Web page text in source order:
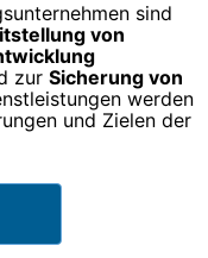
sind
von
zur Sicherung von
werden
und Zielen der